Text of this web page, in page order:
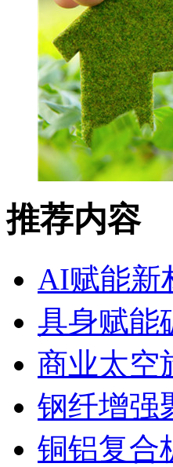
推荐内容
AI赋能新
具身赋能
商业太空
钢纤增强
铜铝复合